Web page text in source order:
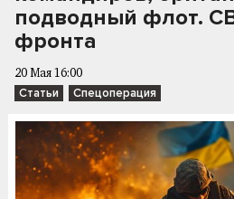
подводный флот.
фронта
20 Мая 16:00
Статьи Спецоперация